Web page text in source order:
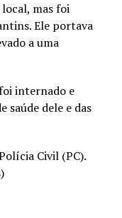
mas foi
Ele portava
a uma
internado e
saúde dele e das
Civil (PC).